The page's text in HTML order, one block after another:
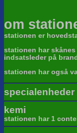
om
stationen er
stationen har
indsatsleder på
stationen har også
specialenheder
kemi
stationen har 1